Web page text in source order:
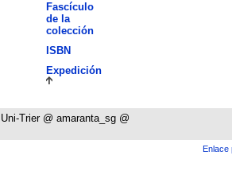
Fascículo
de la
colección
ISBN
Expedición
Uni-Trier @ amaranta_sg @
Enlace